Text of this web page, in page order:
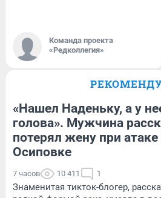
Команда проекта
«Редколлегия»
«Нашел Наденьку, а у
голова». Мужчина
потерял жену при
Осиповке
7 часов 10 411 1
Знаменитая тикток-блогер,